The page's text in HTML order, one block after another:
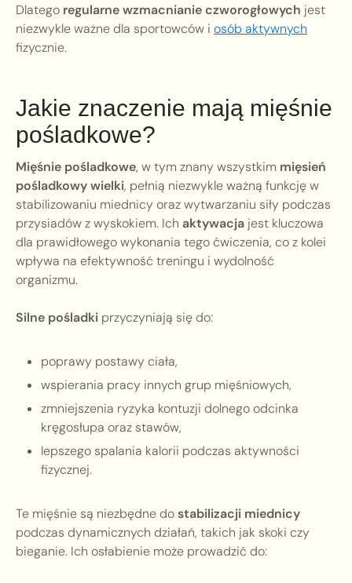
Dlatego regularne wzmacnianie czworogłowych jest
niezwykle ważne dla sportowców i osób aktywnych
fizycznie.
Jakie znaczenie mają mięśnie
pośladkowe?
Mięśnie pośladkowe, w tym znany wszystkim mięsień
pośladkowy wielki, pełnią niezwykle ważną funkcję w
stabilizowaniu miednicy oraz wytwarzaniu siły podczas
przysiadów z wyskokiem. Ich aktywacja jest kluczowa
dla prawidłowego wykonania tego ćwiczenia, co z kolei
wpływa na efektywność treningu i wydolność
organizmu.
Silne pośladki przyczyniają się do:
poprawy postawy ciała,
wspierania pracy innych grup mięśniowych,
zmniejszenia ryzyka kontuzji dolnego odcinka
kręgosłupa oraz stawów,
lepszego spalania kalorii podczas aktywności
fizycznej.
Te mięśnie są niezbędne dostabilizacji miednicy
podczas dynamicznych działań, takich jak skoki czy
bieganie. Ich osłabienie może prowadzić do: